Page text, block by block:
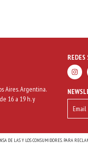
Aires. Argentina.
16 a 19 h. y
REDES
DE LAS Y LOS CONSUMIDORES. PARA